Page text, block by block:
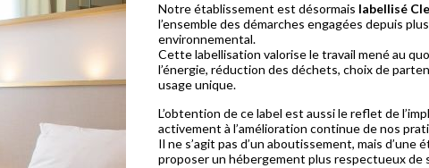
Notre établissement est désormais labellisé
l’ensemble des démarches engagées depuis
environnemental.
Cette labellisation valorise le travail mené au
l’énergie, réduction des déchets, choix de
usage unique.
L’obtention de ce label est aussi le reflet de
activement à l’amélioration continue de nos
Il ne s’agit pas d’un aboutissement, mais
proposer un hébergement plus respectueux de